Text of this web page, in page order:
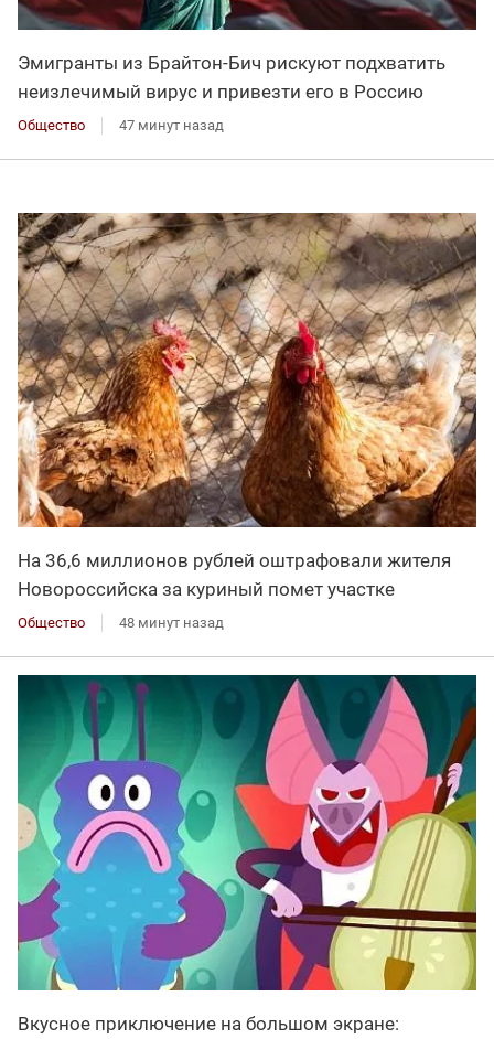
Эмигранты из Брайтон-Бич рискуют подхватить
неизлечимый вирус и привезти его в Россию
Общество 47 минут назад
На 36,6 миллионов рублей оштрафовали жителя
Новороссийска за куриный помет участке
Общество 48 минут назад
Вкусное приключение на большом экране: